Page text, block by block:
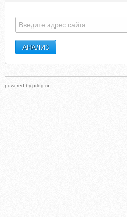
powered by prlog.ru